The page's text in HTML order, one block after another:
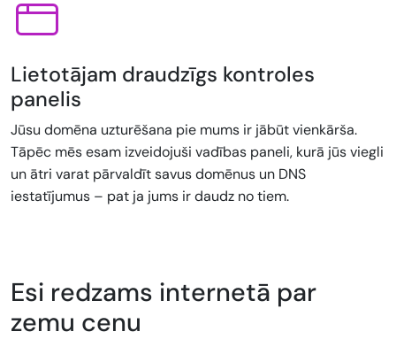
Lietotājam draudzīgs kontroles
panelis
Jūsu domēna uzturēšana pie mums ir jābūt vienkārša.
Tāpēc mēs esam izveidojuši vadības paneli, kurā jūs viegli
un ātri varat pārvaldīt savus domēnus un DNS
iestatījumus – pat ja jums ir daudz no tiem.
Esi redzams internetā par
zemu cenu